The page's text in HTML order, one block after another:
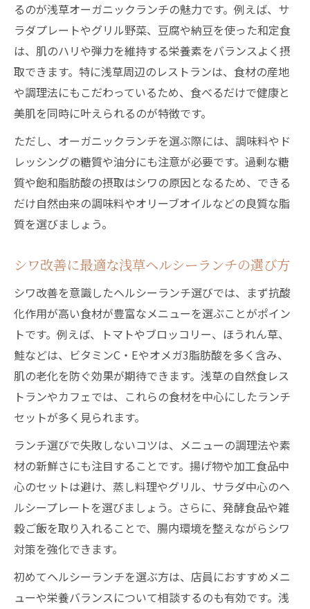
るのが浅草オーガニックランチの魅力です。例えば、サ
ラダプレートやグリル野菜、豆腐や納豆を使った和定食
は、肌のハリや弾力を維持する栄養素をバランスよく摂
取できます。特に浅草周辺のレストランは、食材の産地
や調理法にもこだわっているため、食べるだけで健康と
美肌を同時に叶えられるのが特徴です。
ただし、オーガニックランチを選ぶ際には、調味料やド
レッシングの糖質や油分にも注意が必要です。過剰な糖
質や飽和脂肪酸の摂取はシワの原因となるため、できる
だけ自然由来の調味料やオリーブオイルなどの良質な脂
質を選びましょう。
シワ改善に最適な浅草ヘルシーランチの選び方
シワ改善を意識したヘルシーランチ選びでは、まず抗酸
化作用が高い食材が豊富なメニューを選ぶことがポイン
トです。例えば、トマトやブロッコリー、ほうれん草、
鮭などは、ビタミンC・Eやオメガ3脂肪酸を多く含み、
肌の老化を防ぐ効果が期待できます。浅草の自然食レス
トランやカフェでは、これらの食材を中心にしたランチ
セットが多く見られます。
ランチ選びで失敗しないコツは、メニューの調理法や素
材の新鮮さにも注目することです。揚げ物や加工食品中
心のセットは避け、蒸し料理やグリル、サラダ中心のヘ
ルシープレートを選びましょう。さらに、発酵食品や雑
穀ご飯を取り入れることで、腸内環境を整えながらシワ
対策を強化できます。
初めてヘルシーランチを選ぶ方は、店員におすすめメニ
ューや栄養バランスについて相談するのも有効です。浅